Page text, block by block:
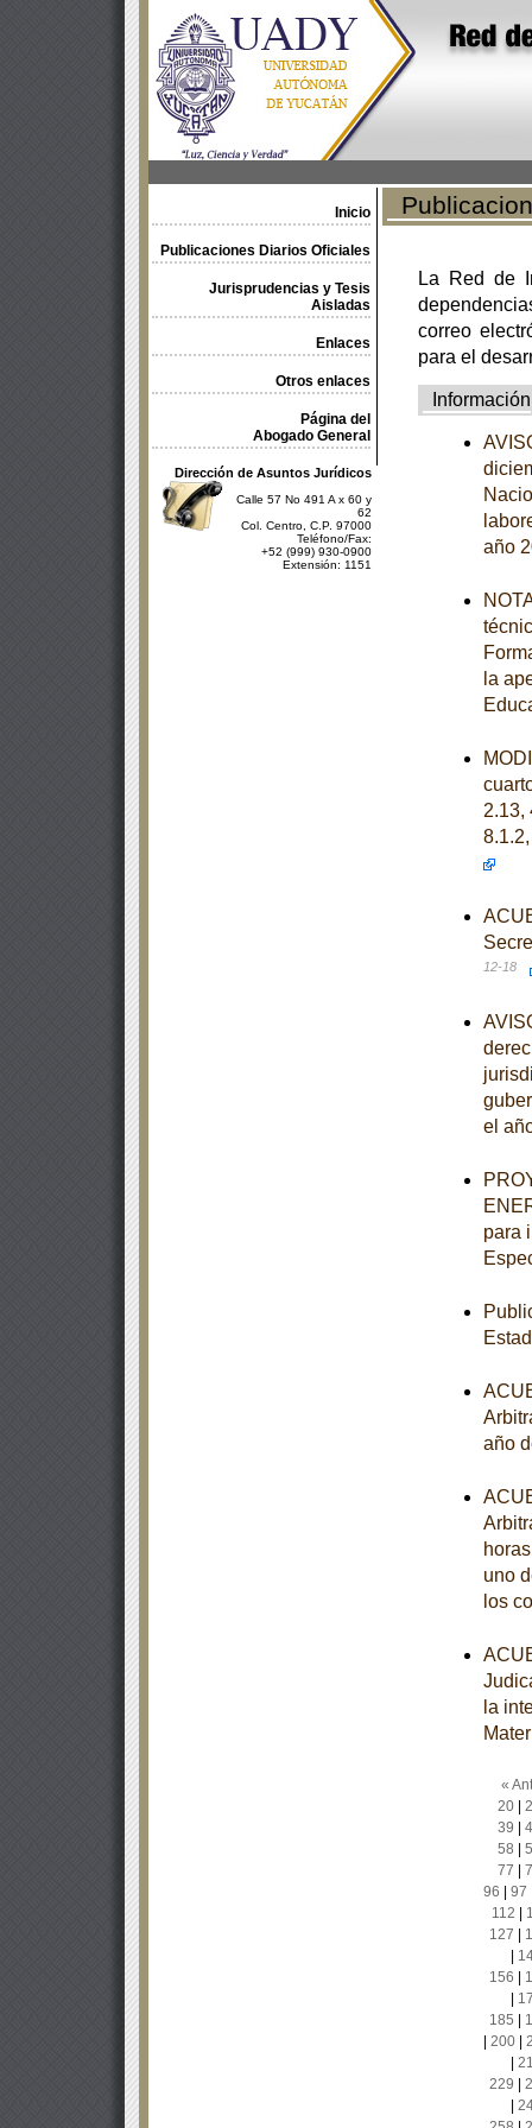
Inicio
Publicaciones Diarios Oficiales
Jurisprudencias y Tesis
Aisladas
Enlaces
Otros enlaces
Página del
Abogado General
Dirección de Asuntos Jurídicos
Calle 57 No 491 A x 60 y
62
Col. Centro, C.P. 97000
Teléfono/Fax:
+52 (999) 930-0900
Extensión: 1151
La Red de
correo
para el
Información
año
la
2.13,
12-18
el
para
año
uno
los
la
«
20|
39
58
77
96
97
112
127
156
185
200|
229